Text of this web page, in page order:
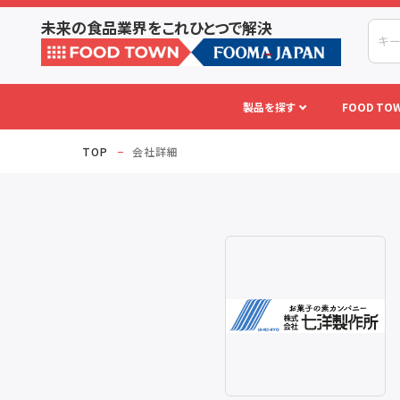
未来の食品業界をこれひとつで解決
製品を探す FOOD
TOP 会社詳細